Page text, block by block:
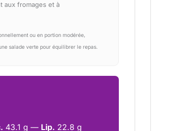
aux fromages et à
ou en portion modérée,
salade verte pour équilibrer le repas.
43.1 g — Lip. 22.8 g